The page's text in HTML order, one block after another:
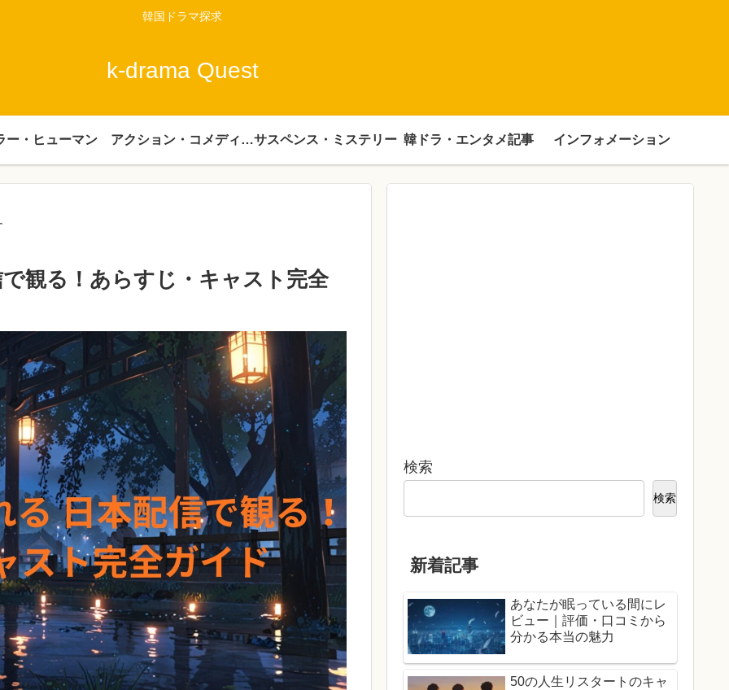
韓国ドラマ探求
k-drama Quest
ー・ヒューマン アクション・コメディー・時代劇サスペンス・ミステリー 韓ドラ・エンタメ記事 インフォメーション
観る！あらすじ・キャスト完全
検索
検索
新着記事
あなたが眠っている間にレ
ビュー｜評価・口コミから
分かる本当の魅力
50の人生リスタートのキャ